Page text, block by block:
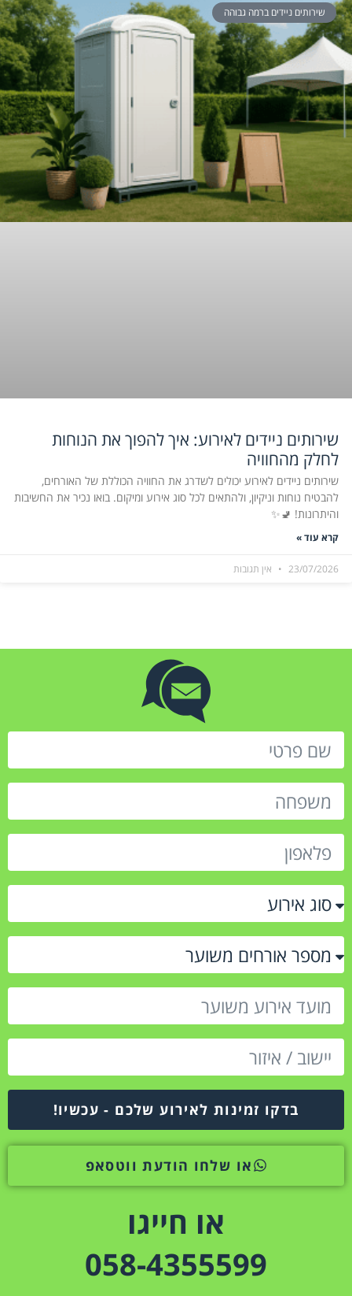
שירותים ניידים ברמה גבוהה
שירותים ניידים לאירוע: איך להפוך את הנוחות
לחלק מהחוויה
שירותים ניידים לאירוע יכולים לשדרג את החוויה הכוללת של האורחים,
להבטיח נוחות וניקיון, ולהתאים לכל סוג אירוע ומיקום. בואו נכיר את החשיבות
והיתרונות! 🚽✨
קרא עוד »
23/07/2026 אין תגובות
בדקו זמינות לאירוע שלכם - עכשיו!
או שלחו הודעת ווטסאפ
או חייגו
058-4355599